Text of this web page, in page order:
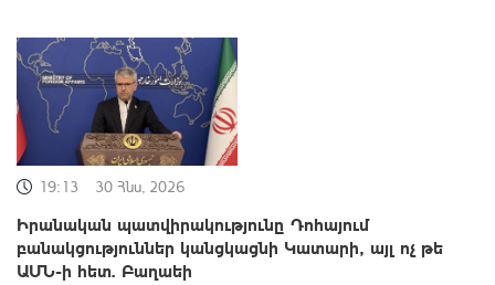
19:13 30 Հնս, 2026
Իրանական պատվիրակությունը Դոհայում
բանակցություններ կանցկացնի Կատարի, այլ ոչ թե
ԱՄՆ-ի հետ. Բաղաեի